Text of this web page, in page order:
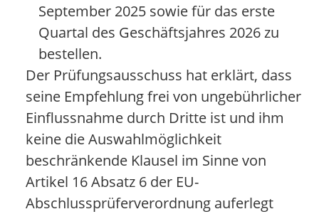
September 2025 sowie für das erste
Quartal des Geschäftsjahres 2026 zu
bestellen.
Der Prüfungsausschuss hat erklärt, dass
seine Empfehlung frei von ungebührlicher
Einflussnahme durch Dritte ist und ihm
keine die Auswahlmöglichkeit
beschränkende Klausel im Sinne von
Artikel 16 Absatz 6 der EU-
Abschlussprüferverordnung auferlegt